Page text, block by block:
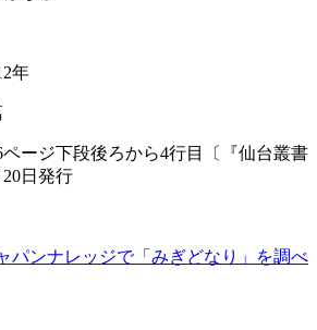
年
ージ下段後ろから4行目〔『仙台叢書
日発行
パンナレッジで「みぎどなり」を調べ